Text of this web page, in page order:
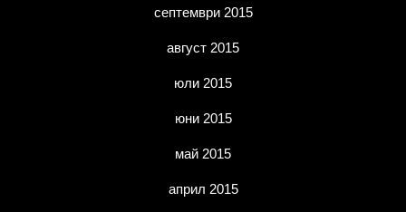
септември 2015
август 2015
юли 2015
юни 2015
май 2015
април 2015